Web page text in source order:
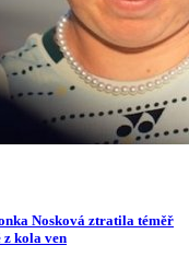
Nosková ztratila téměř
z kola ven